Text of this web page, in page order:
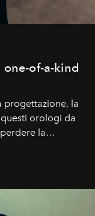
of-a-kind
progettazione, la
orologi da
la
così